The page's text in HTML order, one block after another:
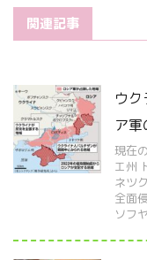
関連記事
ウ
ア
現在
エ州
ネツ
全面
ソフ